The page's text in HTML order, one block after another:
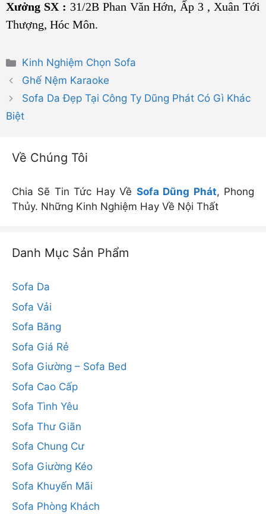
Xưởng SX : 31/2B Phan Văn Hớn, Ấp 3 , Xuân Tới
Thượng, Hóc Môn.
Danh
mục
Kinh Nghiệm Chọn Sofa
Ghế Nệm Karaoke
Sofa Da Đẹp Tại Công Ty Dũng Phát Có Gì Khác
Biệt
Về Chúng Tôi
Chia Sẽ Tin Tức Hay Về Sofa Dũng Phát, Phong
Thủy. Những Kinh Nghiệm Hay Về Nội Thất
Danh Mục Sản Phẩm
Sofa Da
Sofa Vải
Sofa Băng
Sofa Giá Rẻ
Sofa Giường – Sofa Bed
Sofa Cao Cấp
Sofa Tình Yêu
Sofa Thư Giãn
Sofa Chung Cư
Sofa Giường Kéo
Sofa Khuyến Mãi
Sofa Phòng Khách